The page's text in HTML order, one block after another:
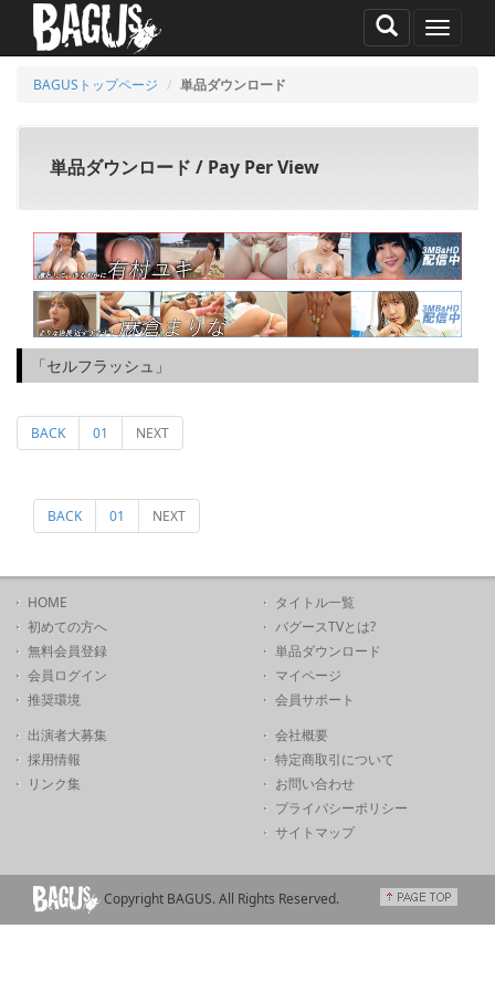
MENU
BAGUSトップページ 単品ダウンロード
単品ダウンロード / Pay Per View
「セルフラッシュ」
BACK 01 NEXT
BACK 01 NEXT
HOME
初めての方へ
無料会員登録
会員ログイン
推奨環境
タイトル一覧
バグースTVとは?
単品ダウンロード
マイページ
会員サポート
出演者大募集
採用情報
リンク集
会社概要
特定商取引について
お問い合わせ
プライバシーポリシー
サイトマップ
Copyright BAGUS. All Rights Reserved.